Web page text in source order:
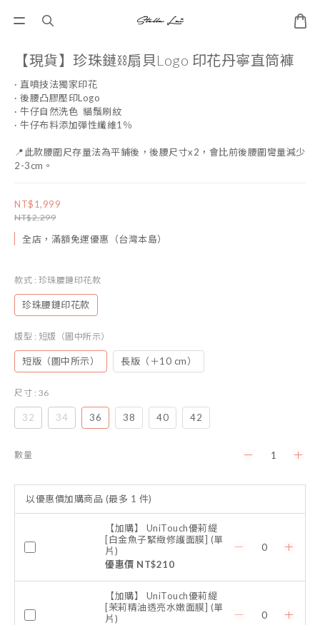
【現貨】珍珠鏈⛓️扇貝Logo 印花丹寧直筒褲
· 直噴技法獨家印花
· 後腰凸膠壓印Logo
· 牛仔自然洗色  貓鬚刷紋
· 牛仔布料添加彈性纖維1％
📍此款腰圍尺存量法為平鋪後，後腰尺寸x2，會比前後腰圍彎量減少
2-3cm。
NT$1,999
NT$2,299
全店，滿額免運優惠（台灣本島）
款式 : 珍珠腰鏈印花款
珍珠腰鏈印花款
版型 : 短版（圖中所示）
短版（圖中所示） 長版（＋10 cm）
尺寸 : 36
32 34 36 38 40 42
數量
以優惠價加購商品 (最多 1 件)
【加購】 UniTouch優莉緹
[白金魚子緊緻修護面膜] (單
片)
優惠價 NT$210
【加購】 UniTouch優莉緹
[茉莉精油透亮水嫩面膜] (單
片)